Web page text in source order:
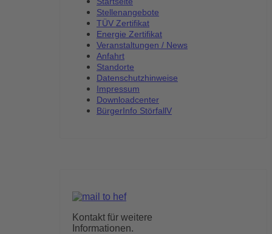
Stellenangebote
TÜV Zertifikat
Energie Zertifikat
Veranstaltungen / News
Anfahrt
Standorte
Datenschutzhinweise
Impressum
Downloadcenter
BürgerInfo StörfallV
Kontakt für weitere
Informationen.